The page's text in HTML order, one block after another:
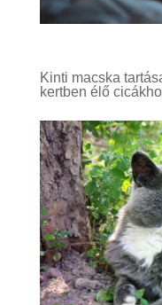
Kinti macska
kertben élő